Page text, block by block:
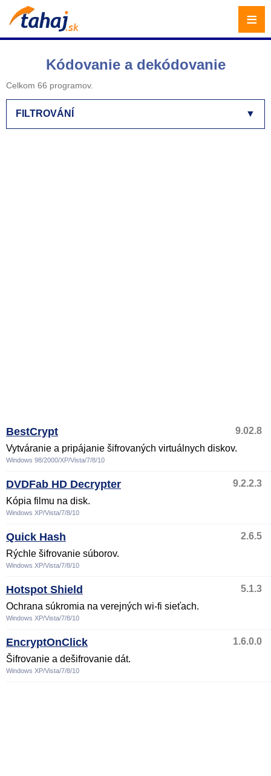
Kódovanie a dekódovanie
Celkom 66 programov.
▼
FILTROVÁNÍ
BestCrypt
9.02.8
Vytváranie a pripájanie šifrovaných virtuálnych diskov.
Windows 98/2000/XP/Vista/7/8/10
DVDFab HD Decrypter
9.2.2.3
Kópia filmu na disk.
Windows XP/Vista/7/8/10
Quick Hash
2.6.5
Rýchle šifrovanie súborov.
Windows XP/Vista/7/8/10
Hotspot Shield
5.1.3
Ochrana súkromia na verejných wi-fi sieťach.
Windows XP/Vista/7/8/10
EncryptOnClick
1.6.0.0
Šifrovanie a dešifrovanie dát.
Windows XP/Vista/7/8/10
≡